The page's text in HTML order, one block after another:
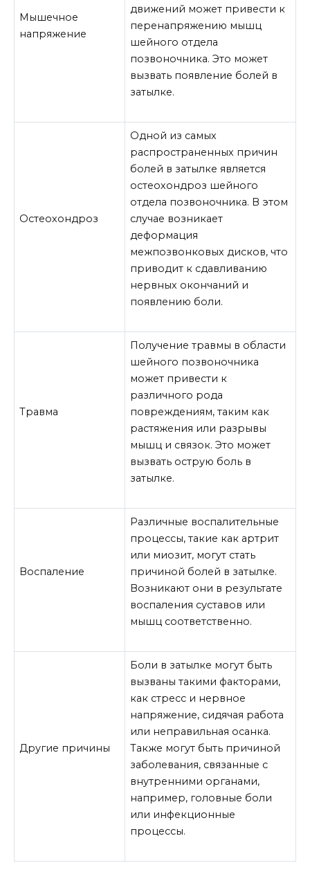
Мышечное
напряжение
движений может привести к
перенапряжению мышц
шейного отдела
позвоночника. Это может
вызвать появление болей в
затылке.
Остеохондроз
Одной из самых
распространенных причин
болей в затылке является
остеохондроз шейного
отдела позвоночника. В этом
случае возникает
деформация
межпозвонковых дисков, что
приводит к сдавливанию
нервных окончаний и
появлению боли.
Травма
Получение травмы в области
шейного позвоночника
может привести к
различного рода
повреждениям, таким как
растяжения или разрывы
мышц и связок. Это может
вызвать острую боль в
затылке.
Воспаление
Различные воспалительные
процессы, такие как артрит
или миозит, могут стать
причиной болей в затылке.
Возникают они в результате
воспаления суставов или
мышц соответственно.
Другие причины
Боли в затылке могут быть
вызваны такими факторами,
как стресс и нервное
напряжение, сидячая работа
или неправильная осанка.
Также могут быть причиной
заболевания, связанные с
внутренними органами,
например, головные боли
или инфекционные
процессы.